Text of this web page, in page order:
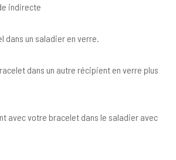
indirecte
dans un saladier en verre.
dans un autre récipient en verre plus
avec votre bracelet dans le saladier avec